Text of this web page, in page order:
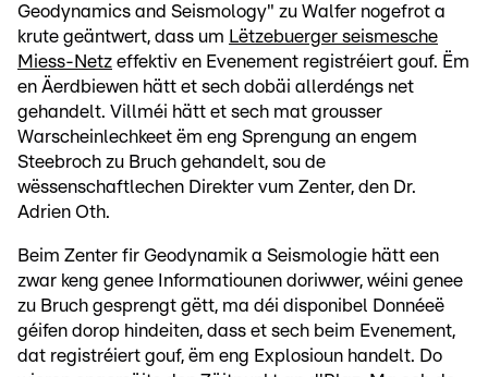
Geodynamics and Seismology" zu Walfer nogefrot a
krute geäntwert, dass um Lëtzebuerger seismesche
Miess-Netz effektiv en Evenement registréiert gouf. Ëm
en Äerdbiewen hätt et sech dobäi allerdéngs net
gehandelt. Villméi hätt et sech mat grousser
Warscheinlechkeet ëm eng Sprengung an engem
Steebroch zu Bruch gehandelt, sou de
wëssenschaftlechen Direkter vum Zenter, den Dr.
Adrien Oth.
Beim Zenter fir Geodynamik a Seismologie hätt een
zwar keng genee Informatiounen doriwwer, wéini genee
zu Bruch gesprengt gëtt, ma déi disponibel Donnéeë
géifen dorop hindeiten, dass et sech beim Evenement,
dat registréiert gouf, ëm eng Explosioun handelt. Do